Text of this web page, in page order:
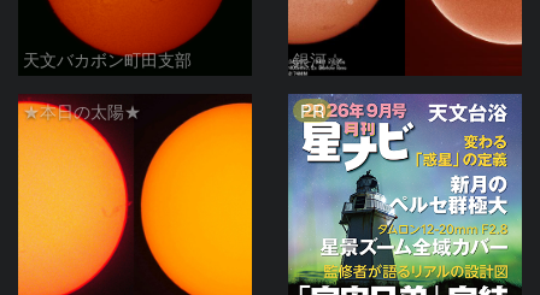
天文バカボン町田支部 銀河☆
★本日の太陽★ PR